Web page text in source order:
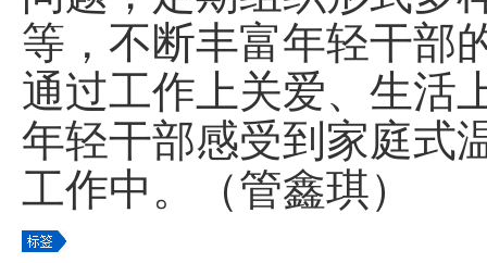
等，不断丰富年轻干部
通过工作上关爱、生活
年轻干部感受到家庭式
工作中。
（管鑫琪）